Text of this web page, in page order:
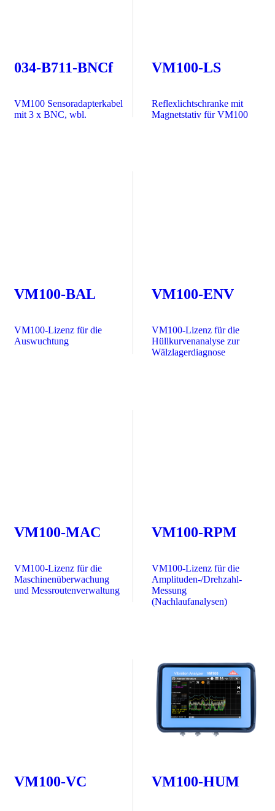
034-B711-BNCf
VM100 Sensoradapter­kabel
mit 3 x BNC, wbl.
VM100-LS
Reflexlichtschranke mit
Magnetstativ für VM100
VM100-BAL
VM100-Lizenz für die
Auswuchtung
VM100-ENV
VM100-Lizenz für die
Hüllkurvenanalyse zur
Wälzlagerdiagnose
VM100-MAC
VM100-Lizenz für die
Maschinenüberwachung
und Messroutenverwaltung
VM100-RPM
VM100-Lizenz für die
Amplituden-/Drehzahl-
Messung
(Nachlaufanalysen)
VM100-VC VM100-HUM